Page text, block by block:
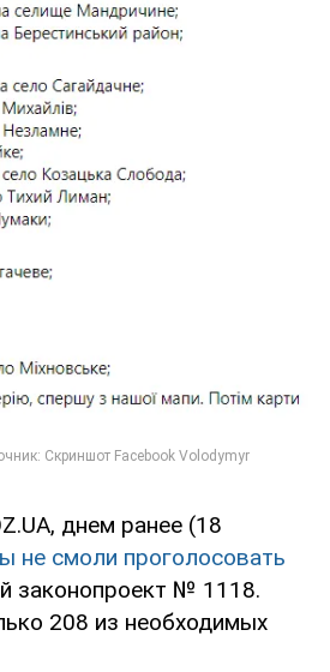
днем ранее (18
не смоли проголосовать
законопроект № 1118.
208 из необходимых